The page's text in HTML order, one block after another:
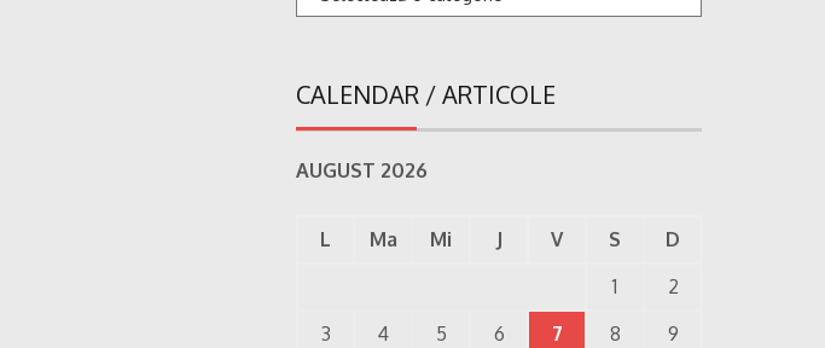
CALENDAR / ARTICOLE
AUGUST 2026
L Ma Mi J V S
D
1
2
3
4 5 6 7 8
9